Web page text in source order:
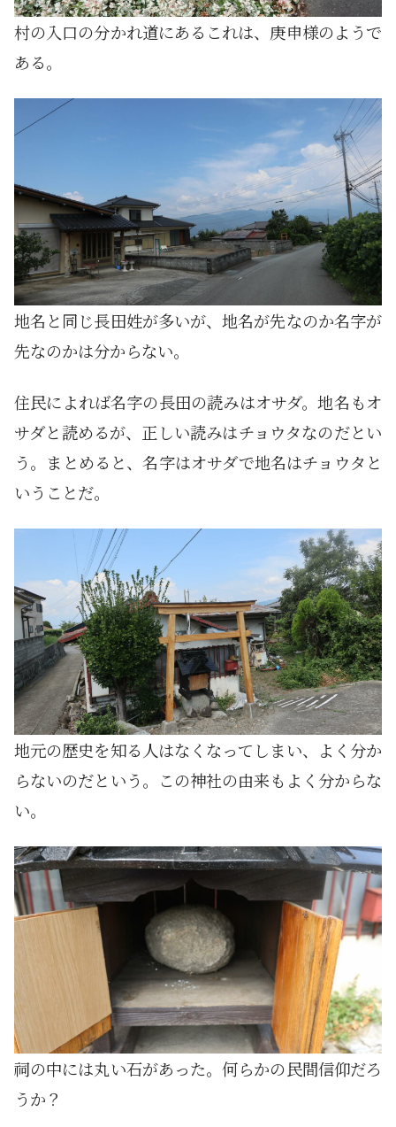
村の入口の分かれ道にあるこれは、庚申様のようで
ある。
地名と同じ長田姓が多いが、地名が先なのか名字が
先なのかは分からない。
住民によれば名字の長田の読みはオサダ。地名もオ
サダと読めるが、正しい読みはチョウタなのだとい
う。まとめると、名字はオサダで地名はチョウタと
いうことだ。
地元の歴史を知る人はなくなってしまい、よく分か
らないのだという。この神社の由来もよく分からな
い。
祠の中には丸い石があった。何らかの民間信仰だろ
うか？